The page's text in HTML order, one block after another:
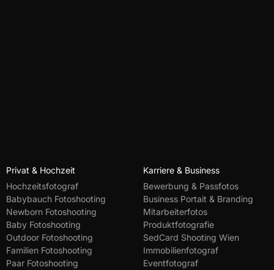
Karriere & Business
Bewerbung & Passfotos
Business Portait & Branding
Mitarbeiterfotos
Produktfotografie
SedCard Shooting Wien
Immobilienfotograf
Eventfotograf
Privat & Hochzeit
Hochzeitsfotograf
Babybauch Fotoshooting
Newborn Fotoshooting
Baby Fotoshooting
Outdoor Fotoshooting
Familien Fotoshooting
Paar Fotoshooting